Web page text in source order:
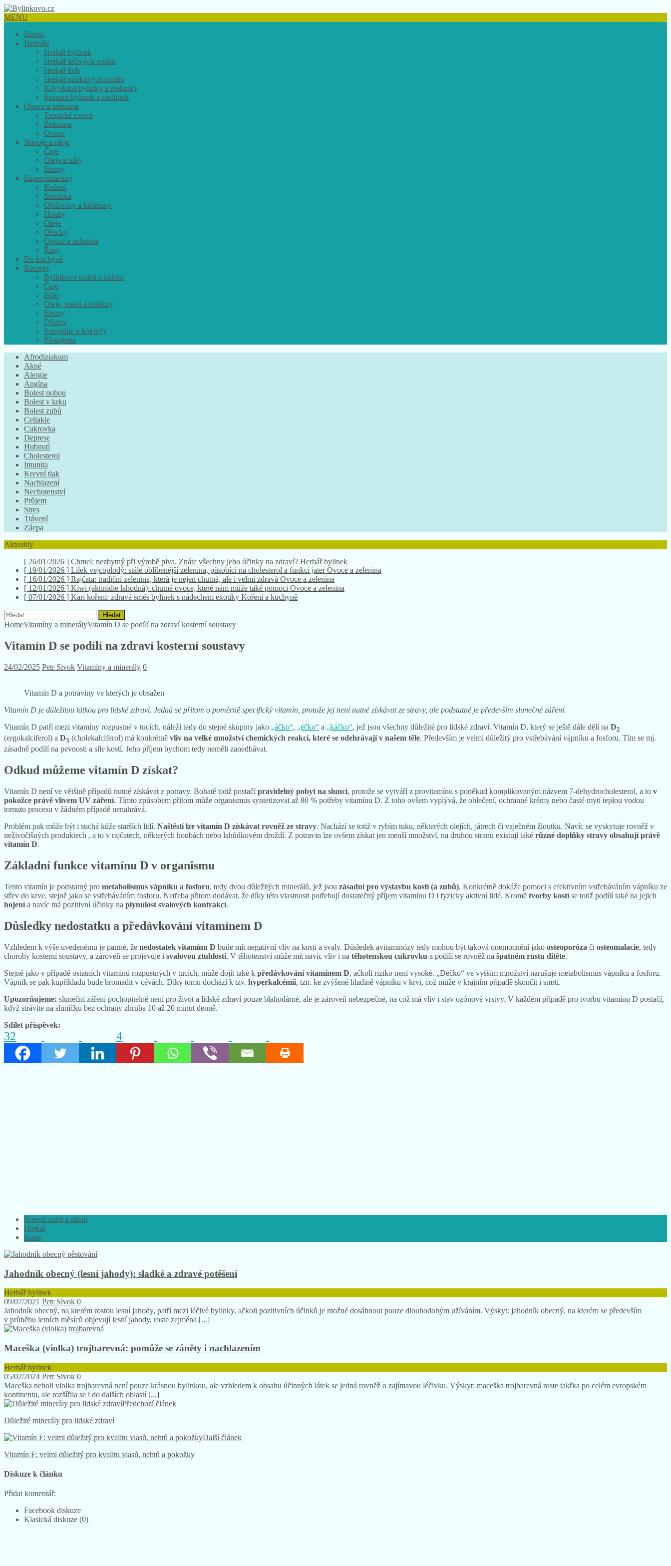
MENU
Domů
Herbáře
Herbář bylinek
Herbář léčivých rostlin
Herbář hub
Herbář užitkových rostlin
Kdy sbírat bylinky a rostlinky
Seznam bylinek a rostlinek
Ovoce a zelenina
Tropické ovoce
Zelenina
Ovoce
Nápoje a oleje
Čaje
Oleje a tuky
Sirupy
Superpotraviny
Koření
Semínka
Obiloviny a luštěniny
Houby
Oleje
Ořechy
Ovoce a zelenina
Řasy
Do kuchyně
Recepty
Bylinkové směsi a koření
Čaje
Jídlo
Oleje, masti a tinktury
Sirupy
Džemy
Smoothie a koktejly
Pěstujeme
Afrodiziakum
Akné
Alergie
Angína
Bolest nohou
Bolest v krku
Bolest zubů
Celiakie
Cukrovka
Deprese
Hubnutí
Cholesterol
Imunita
Krevní tlak
Nachlazení
Nechutenství
Průjem
Stres
Trávení
Zácpa
Aktuality
[ 19/01/2026 ] Lilek vejcoplodý: stále oblíbenější zelenina, působící na cholesterol a funkci jaterOvoce a zelenina
[ 16/01/2026 ] Rajčata: tradiční zelenina, která je nejen chutná, ale i velmi zdraváOvoce a zelenina
[ 12/01/2026 ] Kiwi (aktinidie lahodná): chutné ovoce, které nám může také pomociOvoce a zelenina
[ 07/01/2026 ] Kari koření: zdravá směs bylinek s nádechem exotikyKoření a kuchyně
[ 26/01/2026 ] Chmel: nezbytný při výrobě piva. Znáte všechny jeho účinky na zdraví?
Vyhledávání
HomeVitamíny a minerályVitamín D se podílí na zdraví kosterní soustavy
Vitamín D se podílí na zdraví kosterní soustavy
24/02/2025 Petr Sivok Vitamíny a minerály 0
Vitamín D a potraviny ve kterých je obsažen
Vitamín D je důležitou látkou pro lidské zdraví. Jedná se přitom o poměrně specifický vitamín, protože jej není nutné získávat ze stravy, ale podstatné je především slunečné záření.
Vitamín D patří mezi vitamíny rozpustné v tucích, náleží tedy do stejné skupiny jako „áčko“, „éčko“ a „káčko“, jež jsou všechny důležité pro lidské zdraví. Vitamín D, který se ještě dále dělí na D2
(ergokalciferol) a D3 (cholekalciferol) má konkrétně vliv na velké množství chemických reakcí, které se odehrávají v našem těle. Především je velmi důležitý pro vstřebávání vápníku a fosforu. Tím se mj.
zásadně podílí na pevnosti a síle kostí. Jeho příjem bychom tedy neměli zanedbávat.
Odkud můžeme vitamín D získat?
Vitamín D není ve většině případů nutné získávat z potravy. Bohatě totiž postačí pravidelný pobyt na slunci, protože se vytváří z provitamínu s poněkud komplikovaným názvem 7-dehydrocholesterol, a to v
pokožce právě vlivem UV záření. Tímto způsobem přitom může organismus syntetizovat až 80 % potřeby vitamínu D. Z toho ovšem vyplývá, že oblečení, ochranné krémy nebo časté mytí teplou vodou
tomuto procesu v žádném případě nenahrává.
Problém pak může být i suchá kůže starších lidí. Naštěstí lze vitamín D získávat rovněž ze stravy. Nachází se totiž v rybím tuku, některých olejích, játrech či vaječném žloutku. Navíc se vyskytuje rovněž v
neživočišných produktech , a to v rajčatech, některých houbách nebo lahůdkovém droždí. Z potravin lze ovšem získat jen menší množství, na druhou stranu existují také různé doplňky stravy obsahují právě
vitamín D.
Základní funkce vitamínu D v organismu
Tento vitamín je podstatný pro metabolismus vápníku a fosforu, tedy dvou důležitých minerálů, jež jsou zásadní pro výstavbu kostí (a zubů). Konkrétně dokáže pomoci s efektivním vstřebáváním vápníku ze
střev do krve, stejně jako se vstřebáváním fosforu. Netřeba přitom dodávat, že díky této vlastnosti potřebují dostatečný příjem vitamínu D i fyzicky aktivní lidé. Kromě tvorby kostíse totiž podílí také na jejich
hojenía navíc má pozitivní účinky na plynulost svalových kontrakcí.
Důsledky nedostatku a předávkování vitamínem D
Vzhledem k výše uvedenému je patrné, že nedostatek vitamínu D bude mít negativní vliv na kosti a svaly. Důsledek avitaminózy tedy mohou být taková onemocnění jako osteoporóza či osteomalacie, tedy
choroby kosterní soustavy, a zároveň se projevuje i svalovou ztuhlostí. V těhotenství může mít navíc vliv i na těhotenskou cukrovku a podílí se rovněž na špatném růstu dítěte.
Stejně jako v případě ostatních vitamínů rozpustných v tucích, může dojít také k předávkování vitamínem D, ačkoli riziko není vysoké. „Déčko“ ve vyšším množství narušuje metabolismus vápníku a fosforu.
Vápník se pak kupříkladu bude hromadit v cévách. Díky tomu dochází k tzv. hyperkalcémii, tzn. ke zvýšené hladině vápníku v krvi, což může v krajním případě skončit i smrtí.
Upozorňujeme: sluneční záření pochopitelně není pro život a lidské zdraví pouze blahodárné, ale je zároveň nebezpečné, na což má vliv i stav ozónové vrstvy. V každém případě pro tvorbu vitamínu D postačí,
když strávíte na sluníčku bez ochrany zhruba 10 až 20 minut denně.
Sdílet příspěvek:
32 4
Bolesti zubů a dásní
Hojení
Kosti
Jahodník obecný (lesní jahody): sladké a zdravé potěšení
Herbář bylinek
09/07/2021 Petr Sivok 0
Jahodník obecný, na kterém rostou lesní jahody, patří mezi léčivé bylinky, ačkoli pozitivních účinků je možné dosáhnout pouze dlouhodobým užíváním. Výskyt: jahodník obecný, na kterém se především
v průběhu letních měsíců objevují lesní jahody, roste zejména [...]
Maceška (violka) trojbarevná: pomůže se záněty i nachlazením
Herbář bylinek
05/02/2024 Petr Sivok 0
Maceška neboli violka trojbarevná není pouze krásnou bylinkou, ale vzhledem k obsahu účinných látek se jedná rovněž o zajímavou léčivku. Výskyt: maceška trojbarevná roste takřka po celém evropském
kontinentu, ale rozšířila se i do dalších oblastí [...]
Předchozí článek
Důležité minerály pro lidské zdraví
Další článek
Vitamín F: velmi důležitý pro kvalitu vlasů, nehtů a pokožky
Diskuze k článku
Přidat komentář:
Facebook diskuze
Klasická diskuze (0)